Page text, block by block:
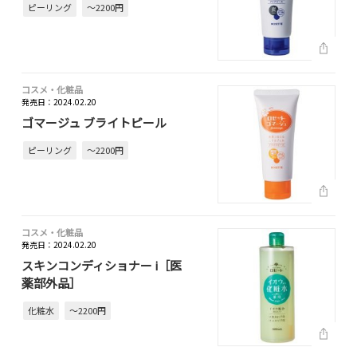
ピーリング ～2200円
コスメ・化粧品
発売日：2024.02.20
ゴマージュ ブライトピール
ピーリング ～2200円
コスメ・化粧品
発売日：2024.02.20
スキンコンディショナー i［医
薬部外品］
化粧水 ～2200円